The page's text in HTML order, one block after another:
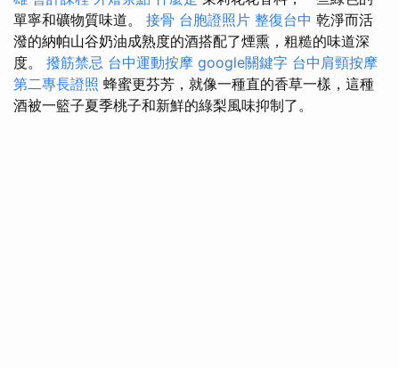
單寧和礦物質味道。 接骨 台胞證照片 整復台中 乾淨而活
潑的納帕山谷奶油成熟度的酒搭配了煙熏，粗糙的味道深
度。 撥筋禁忌 台中運動按摩 google關鍵字 台中肩頸按摩
第二專長證照 蜂蜜更芬芳，就像一種直的香草一樣，這種
酒被一籃子夏季桃子和新鮮的綠梨風味抑制了。